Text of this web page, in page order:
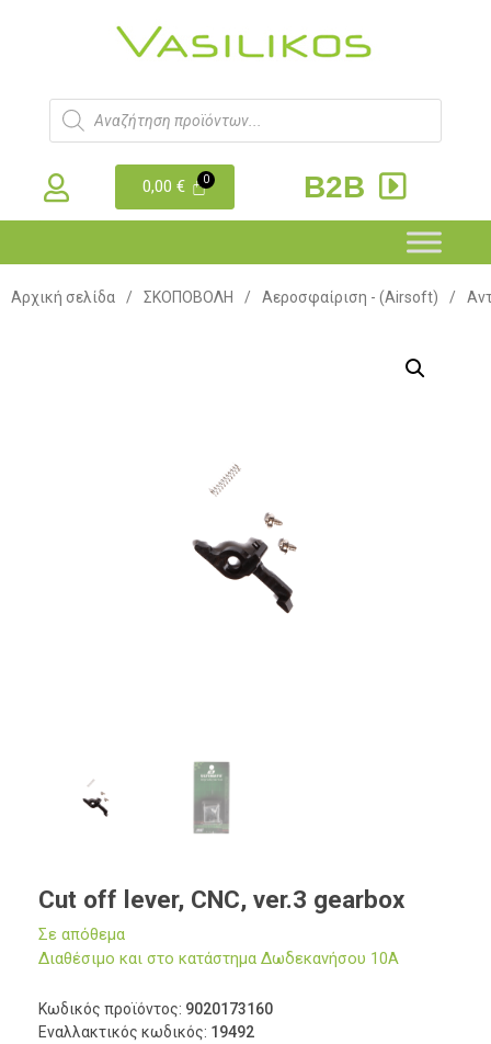
0,00€ B2B
Αρχική σελίδα / ΣΚΟΠΟΒΟΛΗ / Αεροσφαίριση - (Airsoft) /
Cut off lever, CNC, ver.3 gearbox
Σε απόθεμα
Διαθέσιμο και στο κατάστημα Δωδεκανήσου 10Α
Κωδικός προϊόντος: 9020173160
Εναλλακτικός κωδικός: 19492